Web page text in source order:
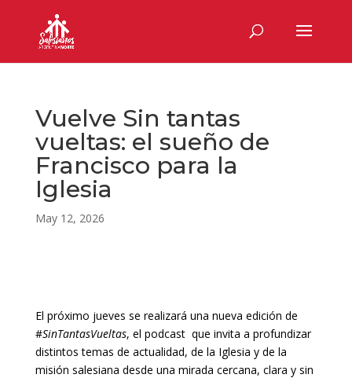
Vuelve Sin tantas
vueltas: el sueño de
Francisco para la
Iglesia
May 12, 2026
El próximo jueves se realizará una nueva edición de
#SinTantasVueltas, el podcast que invita a profundizar
distintos temas de actualidad, de la Iglesia y de la
misión salesiana desde una mirada cercana, clara y sin